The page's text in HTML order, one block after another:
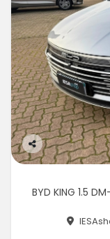
Co
rtil
BYD KING 1.5